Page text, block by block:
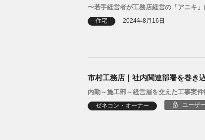
〜若手経営者が工務店経営の「アニキ
住宅 2024年8月16日
市村工務店｜社内関連部署を巻き
内勤～施工部～経営層を交えた工事案
ゼネコン・オーナー ユーザ